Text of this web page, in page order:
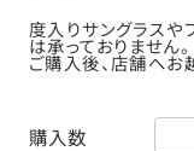
度入りサングラスや
は承っておりません。
ご購入後、店舗へお
購入数